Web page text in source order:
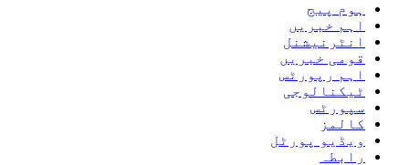
ہوم پیج
اہم خبریں
انٹرنیشنل
قومی خبریں
اہم رپورٹس
ٹیکنالوجی
سپورٹس
کالمز
ویڈیو پورٹل
رابطہ